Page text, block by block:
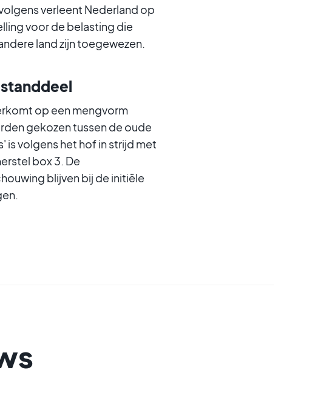
verleent Nederland op
voor de belasting die
land zijn toegewezen.
op een mengvorm
gekozen tussen de oude
is volgens het hof in strijd met
box 3. De
blijven bij de initiële